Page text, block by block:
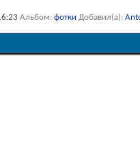
Альбом фотки Добавил(а)